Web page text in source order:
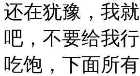
还在犹豫，我
吧，不要给我
吃饱，下面所